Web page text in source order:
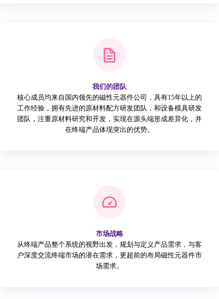
我们的团队
核心成员均来自国内领先的磁性元器件公司，具有15年以上的
工作经验，拥有先进的原材料配方研发团队，和设备模具研发
团队，注重原材料研究和开发，实现在源头端形成差异化，并
在终端产品体现突出的优势。
市场战略
从终端产品整个系统的视野出发，规划与定义产品需求，与客
户深度交流终端市场的潜在需求，更超前的布局磁性元器件市
场需求。